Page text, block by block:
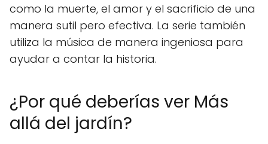
como la muerte, el amor y el sacrificio de una
manera sutil pero efectiva. La serie también
utiliza la música de manera ingeniosa para
ayudar a contar la historia.
¿Por qué deberías ver Más
allá del jardín?